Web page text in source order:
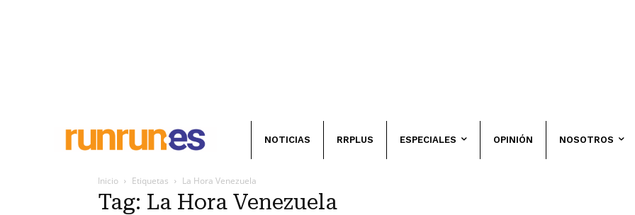
NOTICIAS RRPLUS ESPECIALES OPINIÓN NOSOTROS
Inicio Etiquetas La Hora Venezuela
Tag: La Hora Venezuela